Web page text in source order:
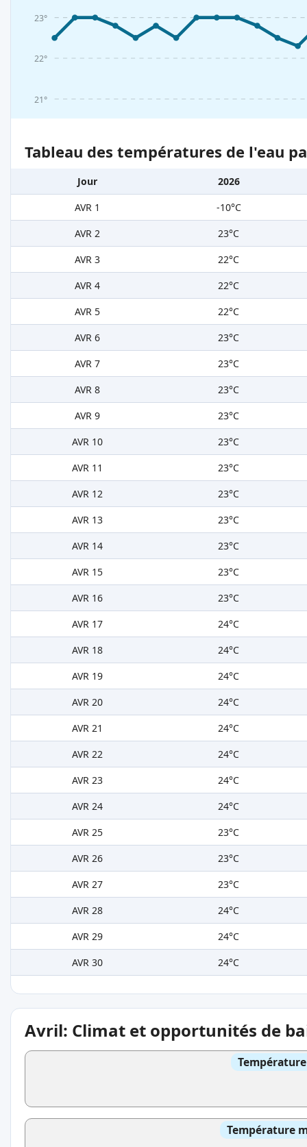
21°
22°
23°
Tableau des températures de l'eau
Jour
2026
AVR 1
-10°C
AVR 2
23°C
AVR 3
22°C
AVR 4
22°C
AVR 5
22°C
AVR 6
23°C
AVR 7
23°C
AVR 8
23°C
AVR 9
23°C
AVR 10
23°C
AVR 11
23°C
AVR 12
23°C
AVR 13
23°C
AVR 14
23°C
AVR 15
23°C
AVR 16
23°C
AVR 17
24°C
AVR 18
24°C
AVR 19
24°C
AVR 20
24°C
AVR 21
24°C
AVR 22
24°C
AVR 23
24°C
AVR 24
24°C
AVR 25
23°C
AVR 26
23°C
AVR 27
23°C
AVR 28
24°C
AVR 29
24°C
AVR 30
24°C
Avril: Climat et opportunités de
Température